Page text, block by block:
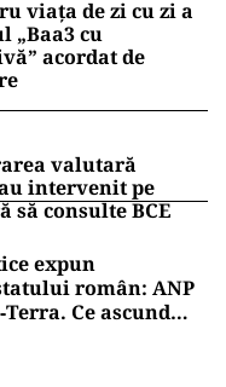
viața de zi cu zi a
cu
acordat de
valutară
intervenit pe
consulte BCE
expun
român: ANP
Ce ascund